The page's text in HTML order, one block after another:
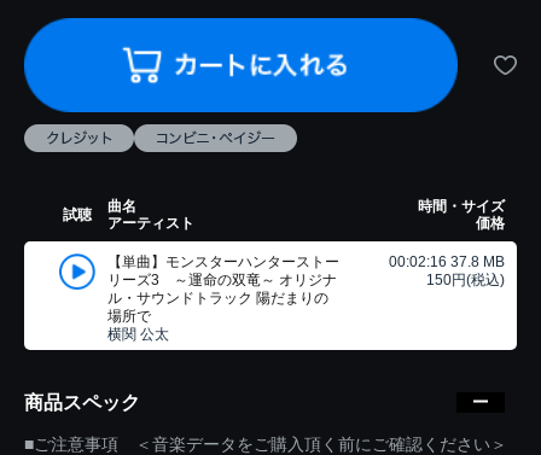
試聴
曲名
アーティスト
時間・サイズ
価格
【単曲】モンスターハンターストー
リーズ3 ～運命の双竜～ オリジナ
ル・サウンドトラック 陽だまりの
場所で
横関 公太
00:02:16 37.8 MB
150円(税込)
商品スペック
■ご注意事項 ＜音楽データをご購入頂く前にご確認ください＞